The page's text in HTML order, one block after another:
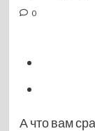
0
А что вам